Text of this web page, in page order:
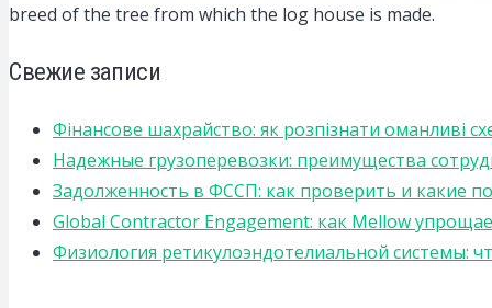
breed of the tree from which the log house is made.
Свежие записи
Фінансове шахрайство: як розпізнати оманливі
Надежные грузоперевозки: преимущества
Задолженность в ФССП: как проверить и какие
Global Contractor Engagement: как Mellow
Физиология ретикулоэндотелиальной системы: